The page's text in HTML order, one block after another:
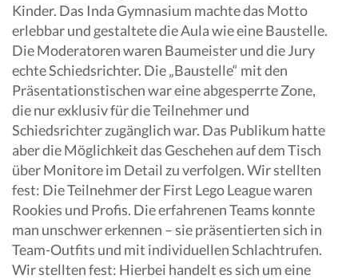
Kinder. Das Inda Gymnasium machte das Motto
erlebbar und gestaltete die Aula wie eine Baustelle.
Die Moderatoren waren Baumeister und die Jury
echte Schiedsrichter. Die „Baustelle“ mit den
Präsentationstischen war eine abgesperrte Zone,
die nur exklusiv für die Teilnehmer und
Schiedsrichter zugänglich war. Das Publikum hatte
aber die Möglichkeit das Geschehen auf dem Tisch
über Monitore im Detail zu verfolgen. Wir stellten
fest: Die Teilnehmer der First Lego League waren
Rookies und Profis. Die erfahrenen Teams konnte
man unschwer erkennen – sie präsentierten sich in
Team-Outfits und mit individuellen Schlachtrufen.
Wir stellten fest: Hierbei handelt es sich um eine